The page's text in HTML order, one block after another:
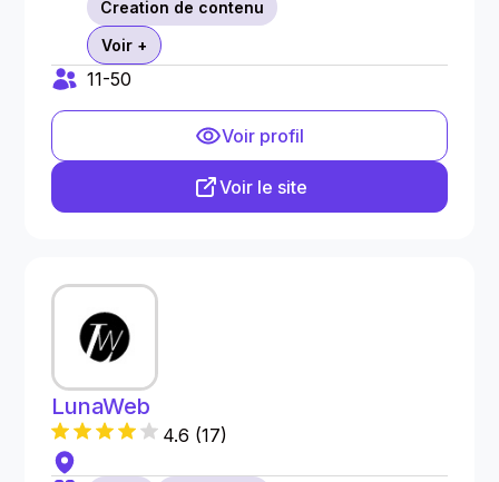
Creation de contenu
Voir +
11-50
Voir profil
Voir le site
LunaWeb
4.6 (17)